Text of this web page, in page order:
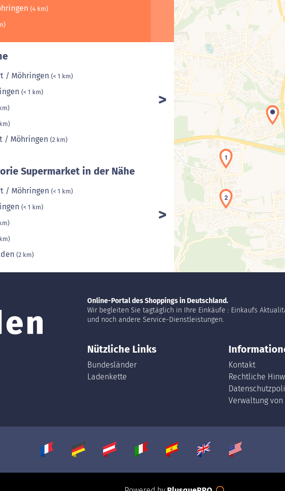
(4 km)
/ Möhringen (< 1 km)
(< 1 km)
/ Möhringen (2 km)
Supermarket in der Nähe
/ Möhringen (< 1 km)
(< 1 km)
(2 km)
1
2
Online-Portal des Shoppings in Deutschland.
Wir begleiten Sie tagtäglich in Ihre Einkäufe : Einkaufs
und noch andere Service-Dienstleistungen.
Nützliche Links
Bundesländer
Ladenkette
Kontakt
Rechtliche
Verwaltung von